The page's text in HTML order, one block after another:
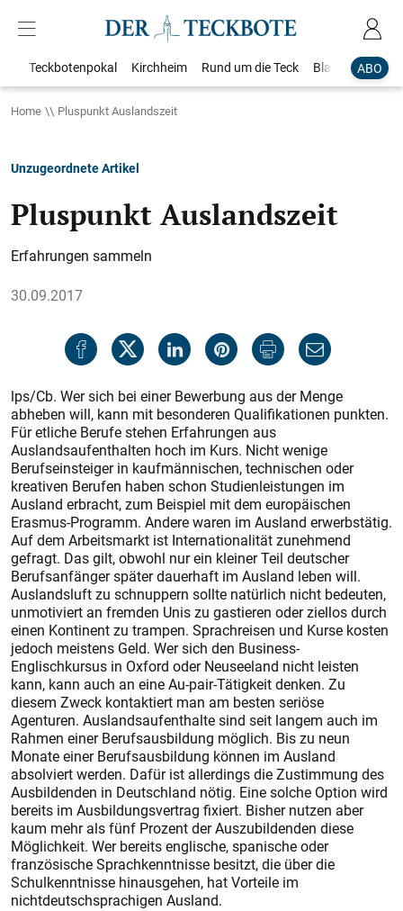
ABO
Teckbotenpokal Kirchheim Rund um die Teck Blaulicht
Home Pluspunkt Auslandszeit
Unzugeordnete Artikel
Pluspunkt Auslandszeit
Erfahrungen sammeln
30.09.2017
lps/Cb. Wer sich bei einer Bewerbung aus der Menge
abheben will, kann mit besonderen Qualifikationen punkten.
Für etliche Berufe stehen Erfahrungen aus
Auslandsaufenthalten hoch im Kurs. Nicht wenige
Berufseinsteiger in kaufmännischen, technischen oder
kreativen Berufen haben schon Studienleistungen im
Ausland erbracht, zum Beispiel mit dem europäischen
Erasmus-Programm. Andere waren im Ausland erwerbstätig.
Auf dem Arbeitsmarkt ist Internationalität zunehmend
gefragt. Das gilt, obwohl nur ein kleiner Teil deutscher
Berufsanfänger später dauerhaft im Ausland leben will.
Auslandsluft zu schnuppern sollte natürlich nicht bedeuten,
unmotiviert an fremden Unis zu gastieren oder ziellos durch
einen Kontinent zu trampen. Sprachreisen und Kurse kosten
jedoch meistens Geld. Wer sich den Business-
Englischkursus in Oxford oder Neuseeland nicht leisten
kann, kann auch an eine Au-pair-Tätigkeit denken. Zu
diesem Zweck kontaktiert man am besten seriöse
Agenturen. Auslandsaufenthalte sind seit langem auch im
Rahmen einer Berufsausbildung möglich. Bis zu neun
Monate einer Berufsausbildung können im Ausland
absolviert werden. Dafür ist allerdings die Zustimmung des
Ausbildenden in Deutschland nötig. Eine solche Option wird
bereits im Ausbildungsvertrag fixiert. Bisher nutzen aber
kaum mehr als fünf Prozent der Auszubildenden diese
Möglichkeit. Wer bereits englische, spanische oder
französische Sprachkenntnisse besitzt, die über die
Schulkenntnisse hinausgehen, hat Vorteile im
nichtdeutschsprachigen Ausland.